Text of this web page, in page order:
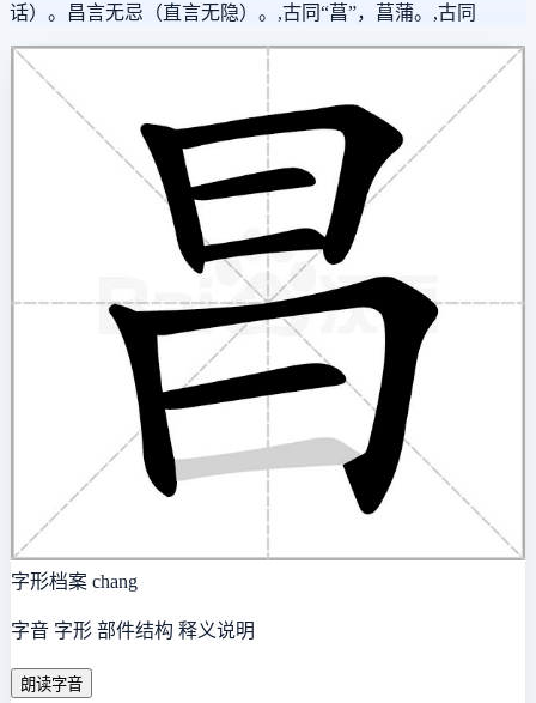
话）。昌言无忌（直言无隐）。,古同“菖”，菖蒲。,古同
字形档案 chang
字音 字形 部件结构 释义说明
朗读字音